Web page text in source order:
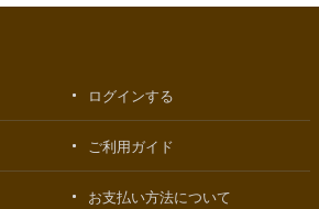
ログインする
ご利用ガイド
お支払い方法について